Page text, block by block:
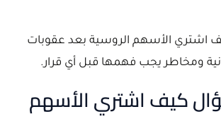
اشتري الأسهم الروسية بعد عقوبات
كيف اشتري الأسهم